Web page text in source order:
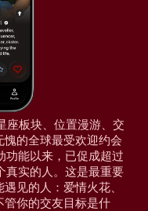
座板块、位置漫游、交
的全球最受欢迎约会
功能以来，已促成超过
真实的人。这是最重要
见的人：爱情火花、
管你的交友目标是什